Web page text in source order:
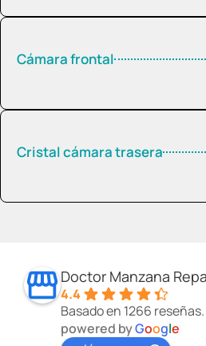
Cámara frontal
Cristal cámara trasera
Doctor Manzana
4.4
Basado en 1266 reseñas.
powered byGoogle